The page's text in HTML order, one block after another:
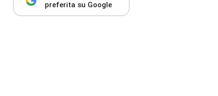
preferita su Google